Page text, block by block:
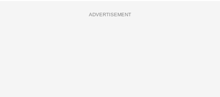
ADVERTISEMENT